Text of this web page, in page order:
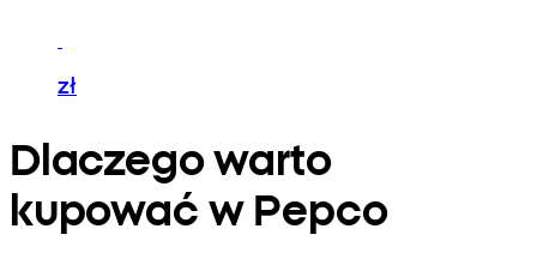
zł
Dlaczego warto
kupować w Pepco